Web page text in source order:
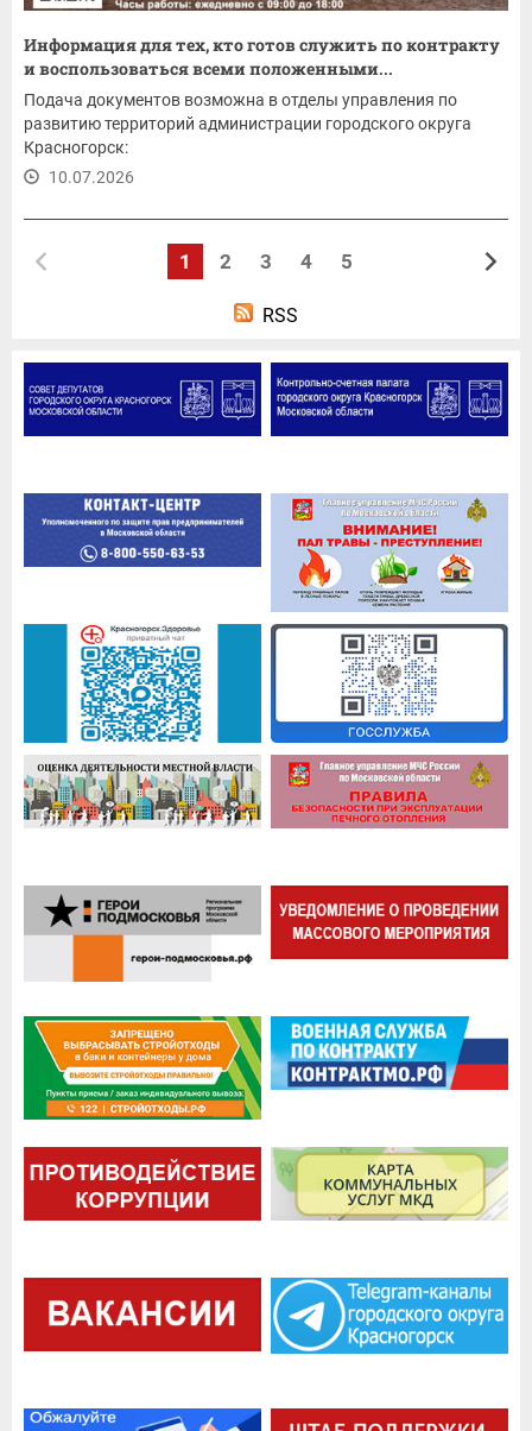
Информация для тех, кто готов служить по контракту
и воспользоваться всеми положенными...
Подача документов возможна в отделы управления по
развитию территорий администрации городского округа
Красногорск:
10.07.2026
1 2 3 4 5
RSS